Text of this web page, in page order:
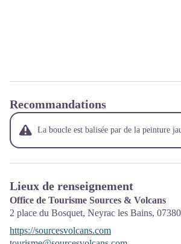
Recommandations
La boucle est balisée par de la peinture
Lieux de renseignement
Office de Tourisme Sources & Volcans
2 place du Bosquet, Neyrac les Bains, 07380
https://sourcesvolcans.com